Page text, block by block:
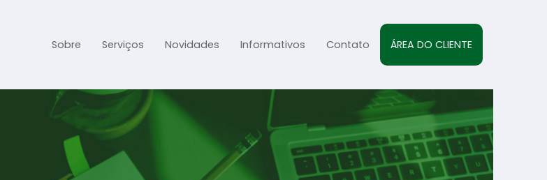
Sobre Serviços
Gestão Contábil
Gestão Tributária e Fiscal
Previdenciária Trabalhista
Novidades Informativos Contato ÁREA DO CLIENTE